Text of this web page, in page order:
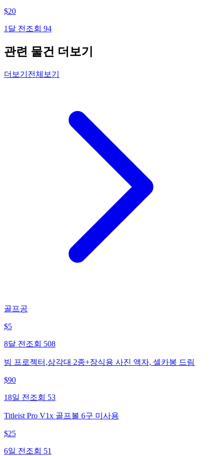
$20
1달 전 조회 94
관련 물건 더보기
더보기 전체보기
골프공
$5
8달 전 조회 508
빔 프로젝터,삼각대 2종+장식용 사진 액자, 셀카봉 드림
$90
18일 전 조회 53
Titleist Pro V1x 골프볼 6구 미사용
$25
6일 전 조회 51